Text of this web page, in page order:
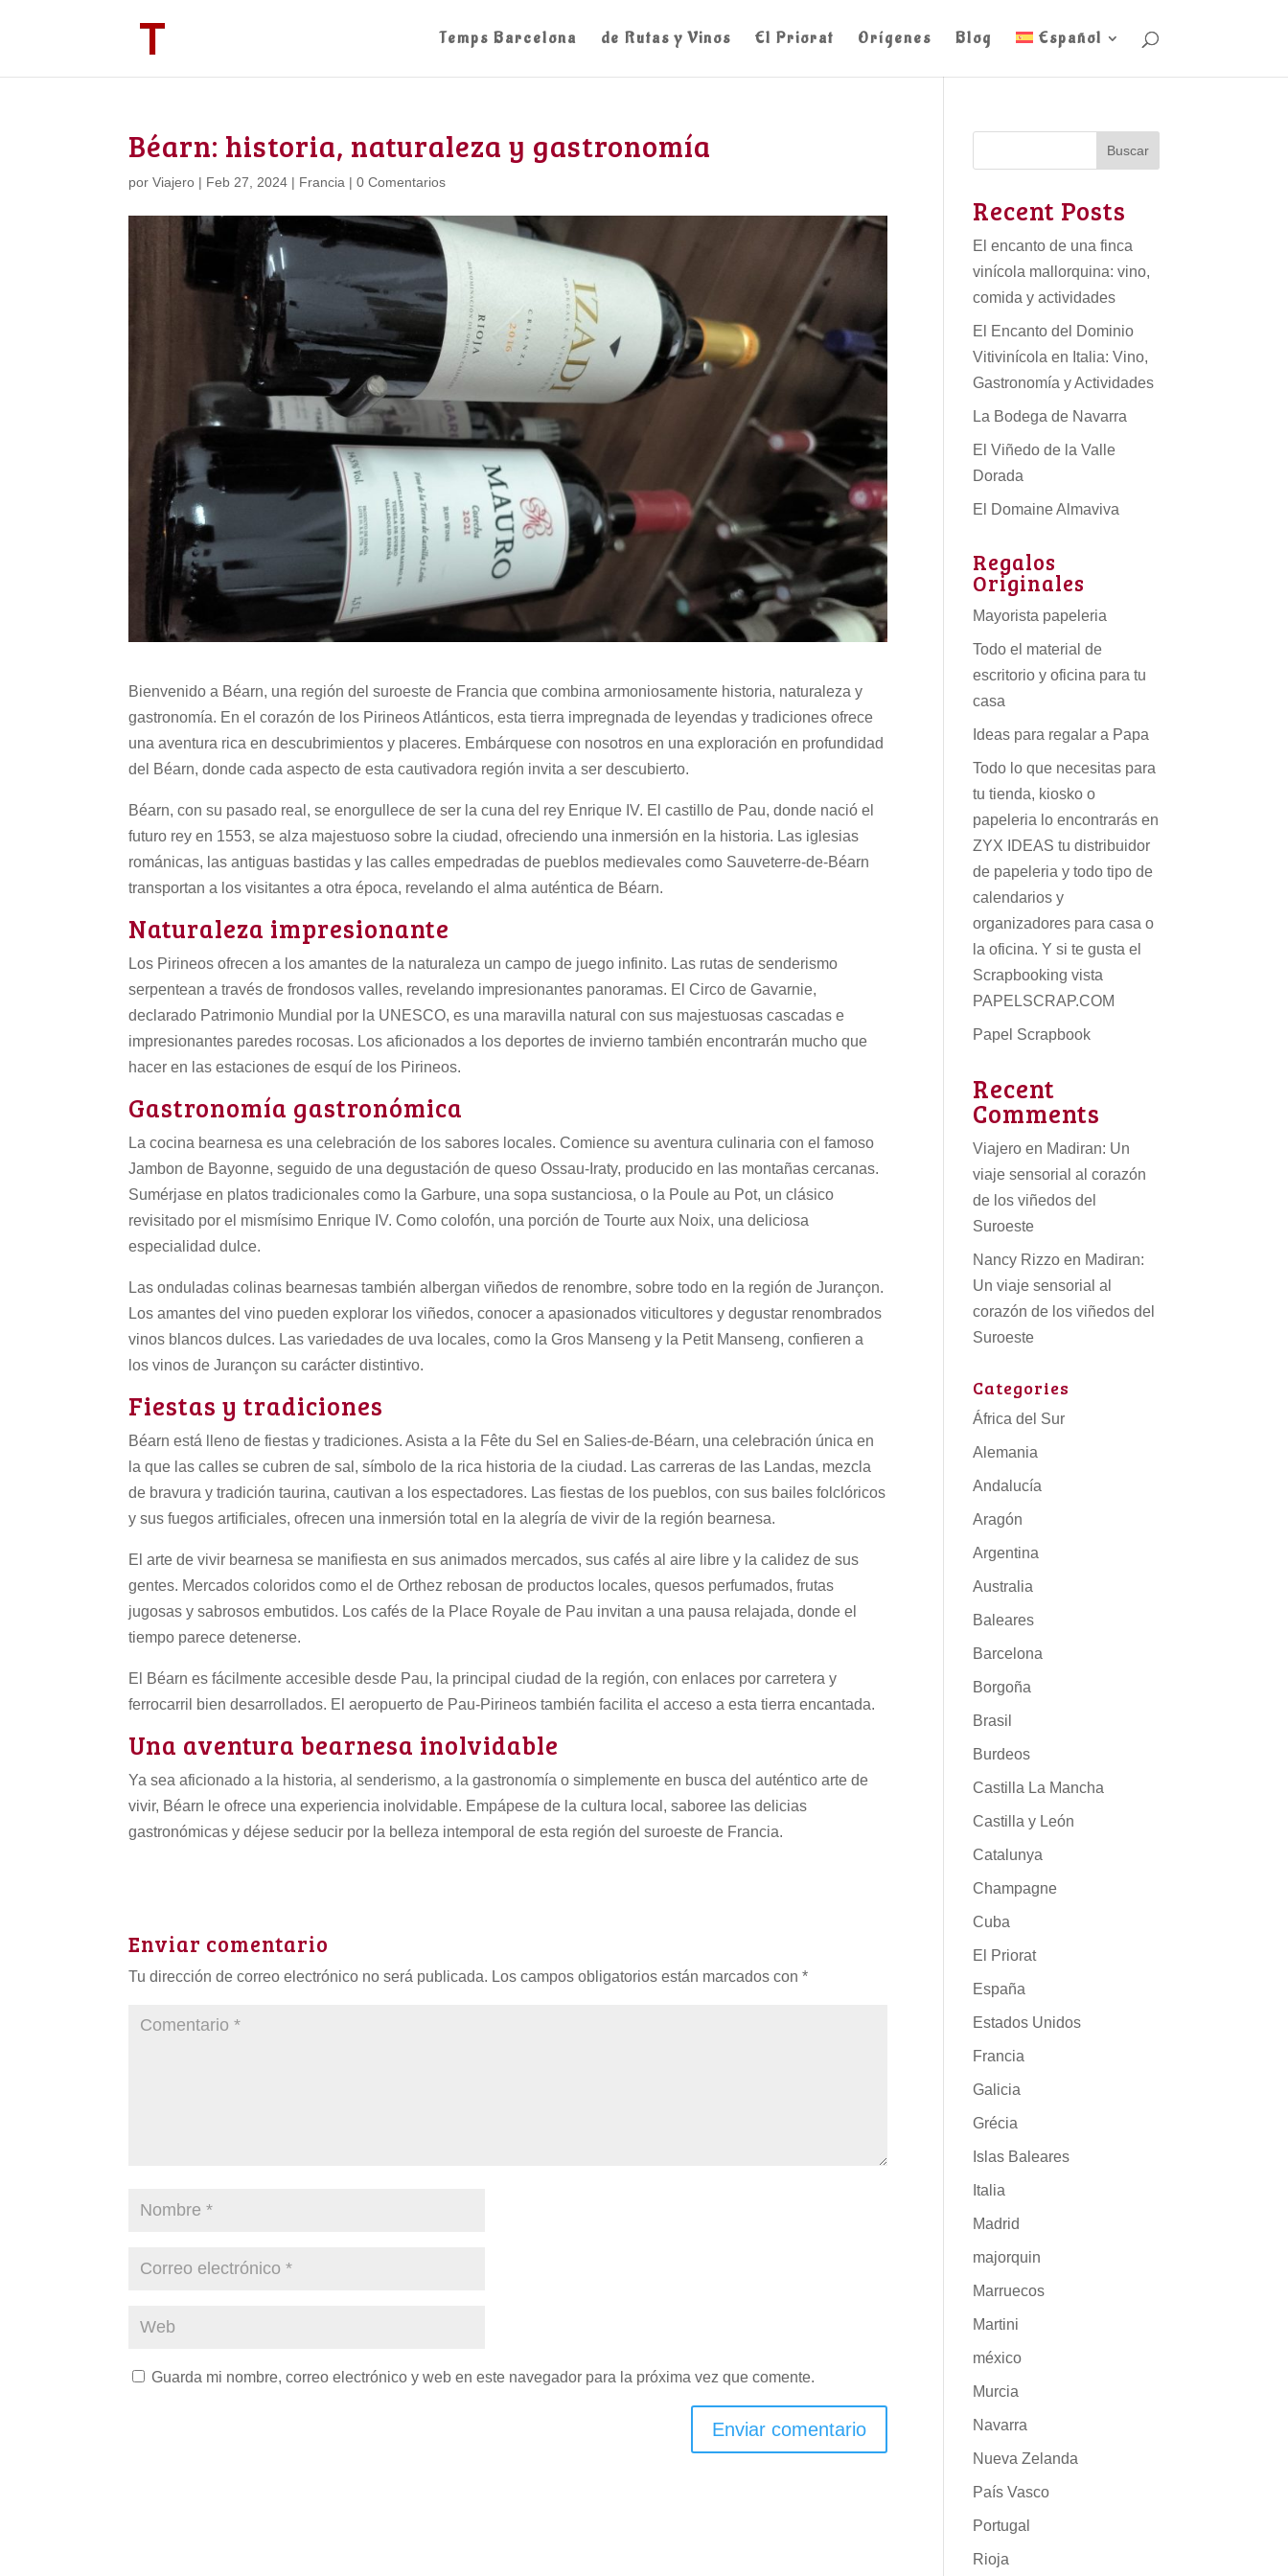
Temps Barcelona de Rutas y Vinos El Priorat Orígenes Blog Español
Béarn: historia, naturaleza y gastronomía
porViajero | Feb 27, 2024 | Francia |0 Comentarios
Bienvenido a Béarn, una región del suroeste de Francia que combina armoniosamente historia, naturaleza y
gastronomía. En el corazón de los Pirineos Atlánticos, esta tierra impregnada de leyendas y tradiciones ofrece
una aventura rica en descubrimientos y placeres. Embárquese con nosotros en una exploración en profundidad
del Béarn, donde cada aspecto de esta cautivadora región invita a ser descubierto.
Béarn, con su pasado real, se enorgullece de ser la cuna del rey Enrique IV. El castillo de Pau, donde nació el
futuro rey en 1553, se alza majestuoso sobre la ciudad, ofreciendo una inmersión en la historia. Las iglesias
románicas, las antiguas bastidas y las calles empedradas de pueblos medievales como Sauveterre-de-Béarn
transportan a los visitantes a otra época, revelando el alma auténtica de Béarn.
Naturaleza impresionante
Los Pirineos ofrecen a los amantes de la naturaleza un campo de juego infinito. Las rutas de senderismo
serpentean a través de frondosos valles, revelando impresionantes panoramas. El Circo de Gavarnie,
declarado Patrimonio Mundial por la UNESCO, es una maravilla natural con sus majestuosas cascadas e
impresionantes paredes rocosas. Los aficionados a los deportes de invierno también encontrarán mucho que
hacer en las estaciones de esquí de los Pirineos.
Gastronomía gastronómica
La cocina bearnesa es una celebración de los sabores locales. Comience su aventura culinaria con el famoso
Jambon de Bayonne, seguido de una degustación de queso Ossau-Iraty, producido en las montañas cercanas.
Sumérjase en platos tradicionales como la Garbure, una sopa sustanciosa, o la Poule au Pot, un clásico
revisitado por el mismísimo Enrique IV. Como colofón, una porción de Tourte aux Noix, una deliciosa
especialidad dulce.
Las onduladas colinas bearnesas también albergan viñedos de renombre, sobre todo en la región de Jurançon.
Los amantes del vino pueden explorar los viñedos, conocer a apasionados viticultores y degustar renombrados
vinos blancos dulces. Las variedades de uva locales, como la Gros Manseng y la Petit Manseng, confieren a
los vinos de Jurançon su carácter distintivo.
Fiestas y tradiciones
Béarn está lleno de fiestas y tradiciones. Asista a la Fête du Sel en Salies-de-Béarn, una celebración única en
la que las calles se cubren de sal, símbolo de la rica historia de la ciudad. Las carreras de las Landas, mezcla
de bravura y tradición taurina, cautivan a los espectadores. Las fiestas de los pueblos, con sus bailes folclóricos
y sus fuegos artificiales, ofrecen una inmersión total en la alegría de vivir de la región bearnesa.
El arte de vivir bearnesa se manifiesta en sus animados mercados, sus cafés al aire libre y la calidez de sus
gentes. Mercados coloridos como el de Orthez rebosan de productos locales, quesos perfumados, frutas
jugosas y sabrosos embutidos. Los cafés de la Place Royale de Pau invitan a una pausa relajada, donde el
tiempo parece detenerse.
El Béarn es fácilmente accesible desde Pau, la principal ciudad de la región, con enlaces por carretera y
ferrocarril bien desarrollados. El aeropuerto de Pau-Pirineos también facilita el acceso a esta tierra encantada.
Una aventura bearnesa inolvidable
Ya sea aficionado a la historia, al senderismo, a la gastronomía o simplemente en busca del auténtico arte de
vivir, Béarn le ofrece una experiencia inolvidable. Empápese de la cultura local, saboree las delicias
gastronómicas y déjese seducir por la belleza intemporal de esta región del suroeste de Francia.
Enviar comentario
Tu dirección de correo electrónico no será publicada. Los campos obligatorios están marcados con*
Guarda mi nombre, correo electrónico y web en este navegador para la próxima vez que comente.
Buscar
Recent Posts
El encanto de una finca
vinícola mallorquina: vino,
comida y actividades
El Encanto del Dominio
Vitivinícola en Italia: Vino,
Gastronomía y Actividades
La Bodega de Navarra
El Viñedo de la Valle
Dorada
El Domaine Almaviva
Regalos
Originales
Mayorista papeleria
Todo el material de
escritorio y oficina para tu
casa
Ideas para regalar a Papa
Todo lo que necesitas para
tu tienda, kiosko o
papeleria lo encontrarás en
ZYX IDEAS tudistribuidor
de papeleria y todo tipo de
calendarios y
organizadores para casa o
la oficina. Y si te gusta el
Scrapbooking vista
PAPELSCRAP.COM
Papel Scrapbook
Recent
Comments
Viajero en Madiran: Un
viaje sensorial al corazón
de los viñedos del
Suroeste
Nancy Rizzo en Madiran:
Un viaje sensorial al
corazón de los viñedos del
Suroeste
Categories
África del Sur
Alemania
Andalucía
Aragón
Argentina
Australia
Baleares
Barcelona
Borgoña
Brasil
Burdeos
Castilla La Mancha
Castilla y León
Catalunya
Champagne
Cuba
El Priorat
España
Estados Unidos
Francia
Galicia
Grécia
Islas Baleares
Italia
Madrid
majorquin
Marruecos
Martini
méxico
Murcia
Navarra
Nueva Zelanda
País Vasco
Portugal
Rioja